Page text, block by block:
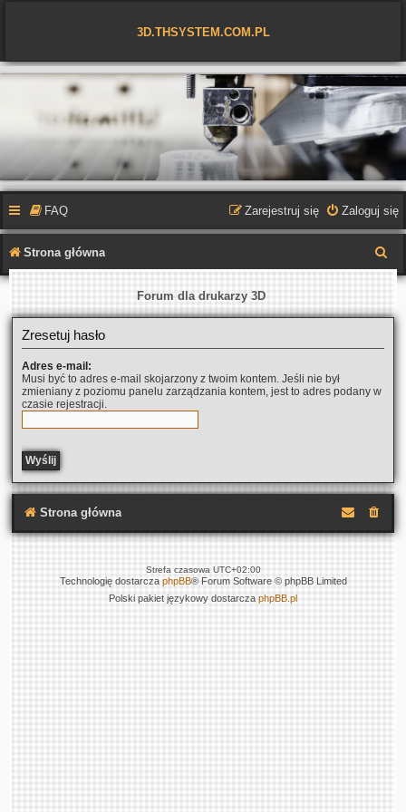
3D.THSYSTEM.COM.PL
FAQ Zaloguj się
Zarejestruj się
Strona główna
z
k
Forum dla drukarzy 3D
Zresetuj hasło
Adres e-mail:
Musi być to adres e-mail skojarzony z twoim kontem. Jeśli nie był
zmieniany z poziomu panelu zarządzania kontem, jest to adres podany w
czasie rejestracji.
Strona główna
Strefa czasowa UTC+02:00
Technologię dostarcza phpBB® Forum Software © phpBB Limited
Polski pakiet językowy dostarcza phpBB.pl